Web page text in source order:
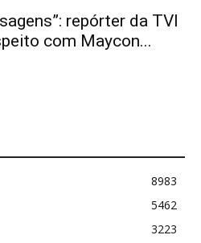
repórter da TVI
com Maycon...
8983
5462
3223